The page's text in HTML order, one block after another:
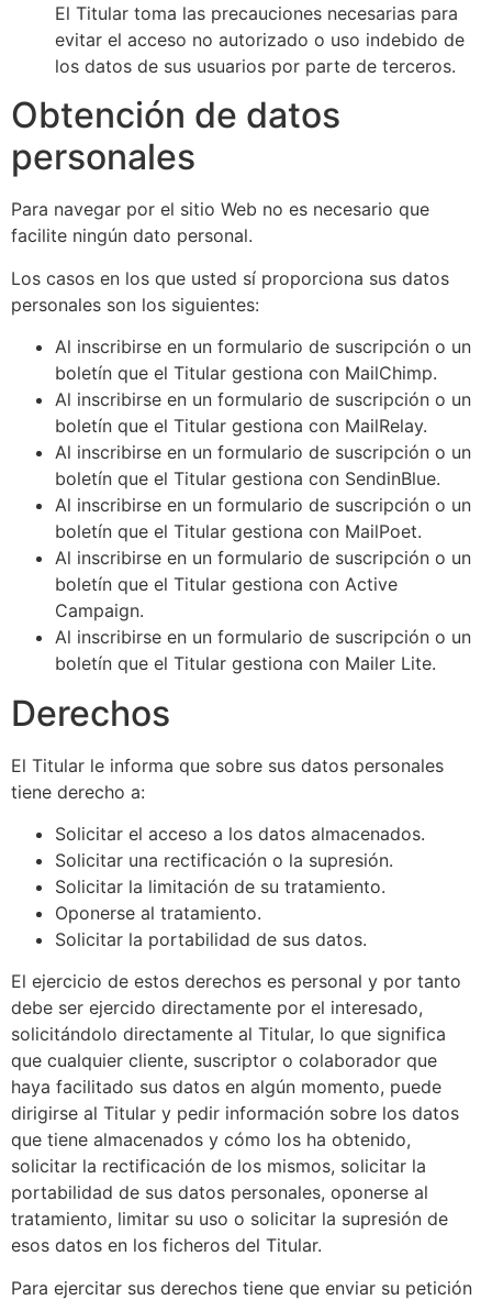
El Titular toma las precauciones necesarias para
evitar el acceso no autorizado o uso indebido de
los datos de sus usuarios por parte de terceros.
Obtención de datos
personales
Para navegar por el sitio Web no es necesario que
facilite ningún dato personal.
Los casos en los que usted sí proporciona sus datos
personales son los siguientes:
Al inscribirse en un formulario de suscripción o un
boletín que el Titular gestiona con MailChimp.
Al inscribirse en un formulario de suscripción o un
boletín que el Titular gestiona con MailRelay.
Al inscribirse en un formulario de suscripción o un
boletín que el Titular gestiona con SendinBlue.
Al inscribirse en un formulario de suscripción o un
boletín que el Titular gestiona con MailPoet.
Al inscribirse en un formulario de suscripción o un
boletín que el Titular gestiona con Active
Campaign.
Al inscribirse en un formulario de suscripción o un
boletín que el Titular gestiona con Mailer Lite.
Derechos
El Titular le informa que sobre sus datos personales
tiene derecho a:
Solicitar el acceso a los datos almacenados.
Solicitar una rectificación o la supresión.
Solicitar la limitación de su tratamiento.
Oponerse al tratamiento.
Solicitar la portabilidad de sus datos.
El ejercicio de estos derechos es personal y por tanto
debe ser ejercido directamente por el interesado,
solicitándolo directamente al Titular, lo que significa
que cualquier cliente, suscriptor o colaborador que
haya facilitado sus datos en algún momento, puede
dirigirse al Titular y pedir información sobre los datos
que tiene almacenados y cómo los ha obtenido,
solicitar la rectificación de los mismos, solicitar la
portabilidad de sus datos personales, oponerse al
tratamiento, limitar su uso o solicitar la supresión de
esos datos en los ficheros del Titular.
Para ejercitar sus derechos tiene que enviar su petición